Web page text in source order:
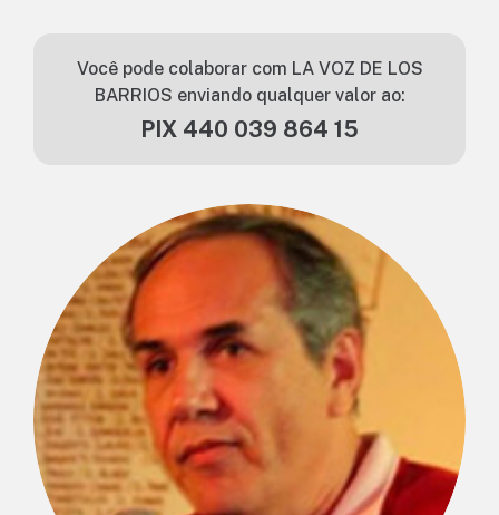
Você pode colaborar com LA VOZ DE LOS
BARRIOS enviando qualquer valor ao:
PIX 440 039 864 15